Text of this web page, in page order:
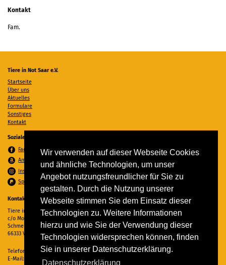
Wir verwenden auf dieser Webseite Cookies
und ähnliche Technologien, um unser
Angebot nutzungsfreundlicher für Sie zu
gestalten. Durch die Nutzung unserer
Webseite stimmen Sie dem Einsatz dieser
Technologien zu. Weitere Informationen
hierzu und wie Sie der Verwendung dieser
Technologien widersprechen können, finden
Sie in unserer Datenschutzerklärung.
Datenschutzerklärung
Kontakt
Fam.
Tiere in Not Saar e.V.
Startseite
Über uns
Aktuelles
Formulare
Sonstiges
Kontakt
Soziale Medien
Facebook
Amazon Wunschzettel
Instagram
Spenden per PayPal
Kontakt
Tiere in Not Saar e.V.
c/o Monika Ewen
Schmelzer Straße 22
66333 Völklingen
Telefon:
06898 294862
E-Mail:
info@tiere-in-not-saar.de